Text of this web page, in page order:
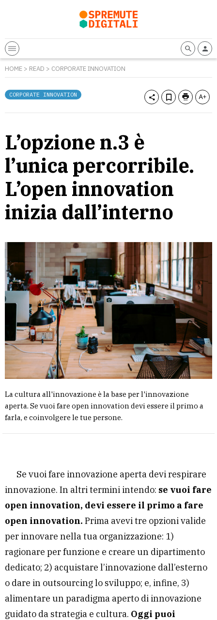
HOME > READ > CORPORATE INNOVATION
CORPORATE INNOVATION
L’opzione n.3 è
l’unica percorribile.
L’open innovation
inizia dall’interno
La cultura all'innovazione è la base per l'innovazione
aperta. Se vuoi fare open innovation devi essere il primo a
farla, e coinvolgere le tue persone.
Se vuoi fare innovazione aperta devi respirare
innovazione. In altri termini intendo: se vuoi fare
open innovation, devi essere il primo a fare
open innovation. Prima avevi tre opzioni valide
per innovare nella tua organizzazione: 1)
ragionare per funzione e creare un dipartimento
dedicato; 2) acquistare l’innovazione dall’esterno
o dare in outsourcing lo sviluppo; e, infine, 3)
alimentare un paradigma aperto di innovazione
guidato da strategia e cultura. Oggi puoi